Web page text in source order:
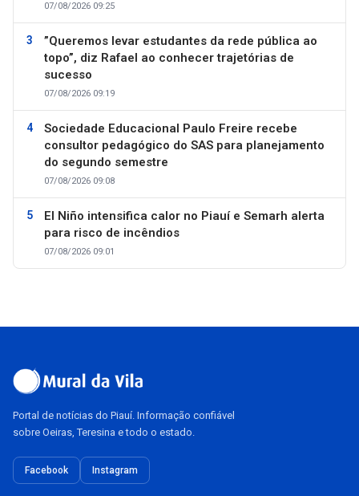
07/08/2026 09:25
”Queremos levar estudantes da rede pública ao
topo”, diz Rafael ao conhecer trajetórias de
sucesso
07/08/2026 09:19
Sociedade Educacional Paulo Freire recebe
consultor pedagógico do SAS para planejamento
do segundo semestre
07/08/2026 09:08
El Niño intensifica calor no Piauí e Semarh alerta
para risco de incêndios
07/08/2026 09:01
Portal de notícias do Piauí. Informação confiável
sobre Oeiras, Teresina e todo o estado.
Facebook Instagram